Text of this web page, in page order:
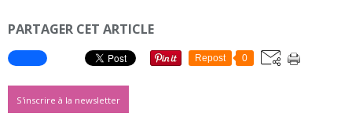
PARTAGER CET ARTICLE
Repost 0
S'inscrire à la newsletter